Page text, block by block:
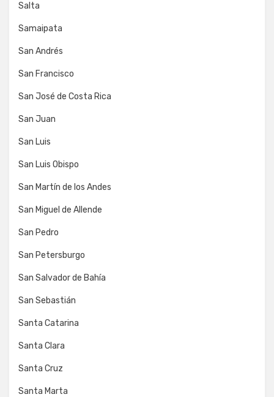
Salta
Samaipata
San Andrés
San Francisco
San José de Costa Rica
San Juan
San Luis
San Luis Obispo
San Martín de los Andes
San Miguel de Allende
San Pedro
San Petersburgo
San Salvador de Bahía
San Sebastián
Santa Catarina
Santa Clara
Santa Cruz
Santa Marta